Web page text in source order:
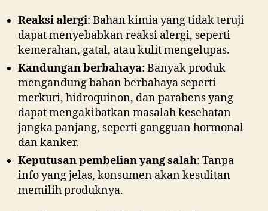
Reaksi alergi: Bahan kimia yang tidak teruji
dapat menyebabkan reaksi alergi, seperti
kemerahan, gatal, atau kulit mengelupas.
Kandungan berbahaya: Banyak produk
mengandung bahan berbahaya seperti
merkuri, hidroquinon, dan parabens yang
dapat mengakibatkan masalah kesehatan
jangka panjang, seperti gangguan hormonal
dan kanker.
Keputusan pembelian yang salah: Tanpa
info yang jelas, konsumen akan kesulitan
memilih produknya.